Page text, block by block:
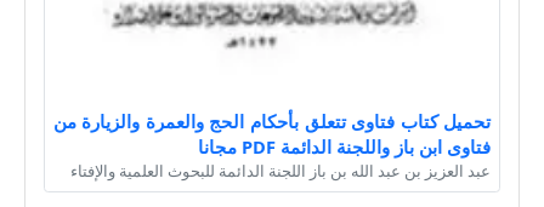
تحميل كتاب فتاوى تتعلق بأحكام الحج والعمرة والزيارة من
فتاوى ابن باز واللجنة الدائمة PDF مجانا
عبد العزيز بن عبد الله بن باز اللجنة الدائمة للبحوث العلمية والإفتاء